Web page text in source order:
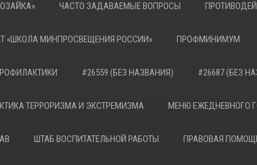
ЧАСТО ЗАДАВАЕМЫЕ ВОПРОСЫ
«ШКОЛА МИНПРОСВЕЩЕНИЯ РОССИИ» ПРОФМИНИМУМ
#26559 (БЕЗ НАЗВАНИЯ) #26687 (БЕЗ
ТЕРРОРИЗМА И ЭКСТРЕМИЗМА МЕНЮ ЕЖЕДНЕВНОГО
ШТАБ ВОСПИТАТЕЛЬНОЙ РАБОТЫ ПРАВОВАЯ